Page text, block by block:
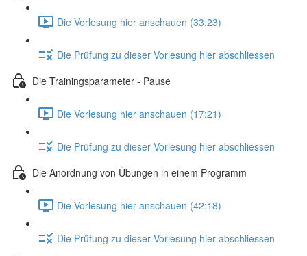
Die Vorlesung hier anschauen (33:23)
Die Prüfung zu dieser Vorlesung hier abschliessen
Die Trainingsparameter - Pause
Die Vorlesung hier anschauen (17:21)
Die Prüfung zu dieser Vorlesung hier abschliessen
Die Anordnung von Übungen in einem Programm
Die Vorlesung hier anschauen (42:18)
Die Prüfung zu dieser Vorlesung hier abschliessen